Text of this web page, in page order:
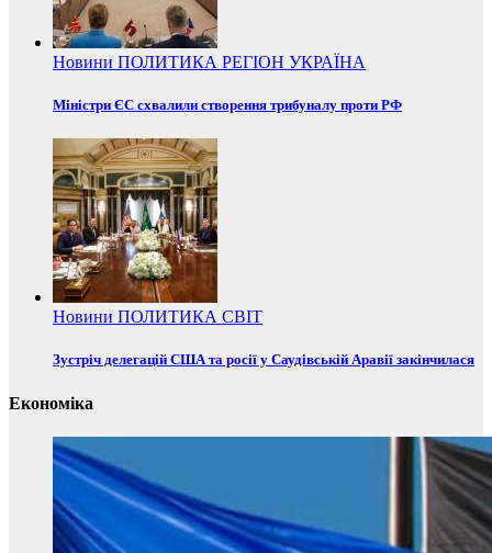
Новини ПОЛИТИКА РЕГІОН УКРАЇНА
Міністри ЄС схвалили створення трибуналу проти РФ
Новини ПОЛИТИКА СВІТ
Зустріч делегацій США та росії у Саудівській Аравії закінчилася
Економіка